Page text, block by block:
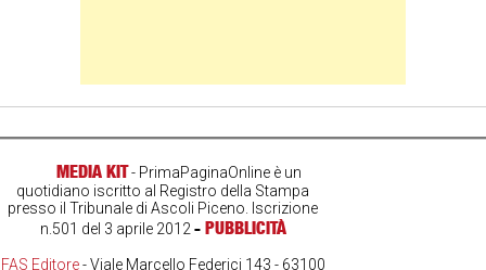
MEDIA KIT- PrimaPaginaOnline è un
quotidiano iscritto al Registro della Stampa
presso il Tribunale di Ascoli Piceno. Iscrizione
n.501 del 3 aprile 2012- PUBBLICITÀ
FAS Editore- Viale Marcello Federici 143 - 63100